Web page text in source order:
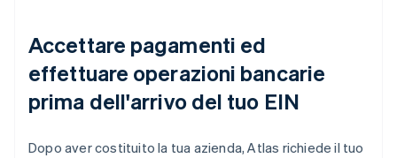
Accettare pagamenti ed
effettuare operazioni bancarie
prima dell'arrivo del tuo EIN
Dopo aver costituito la tua azienda, Atlas richiede il tuo